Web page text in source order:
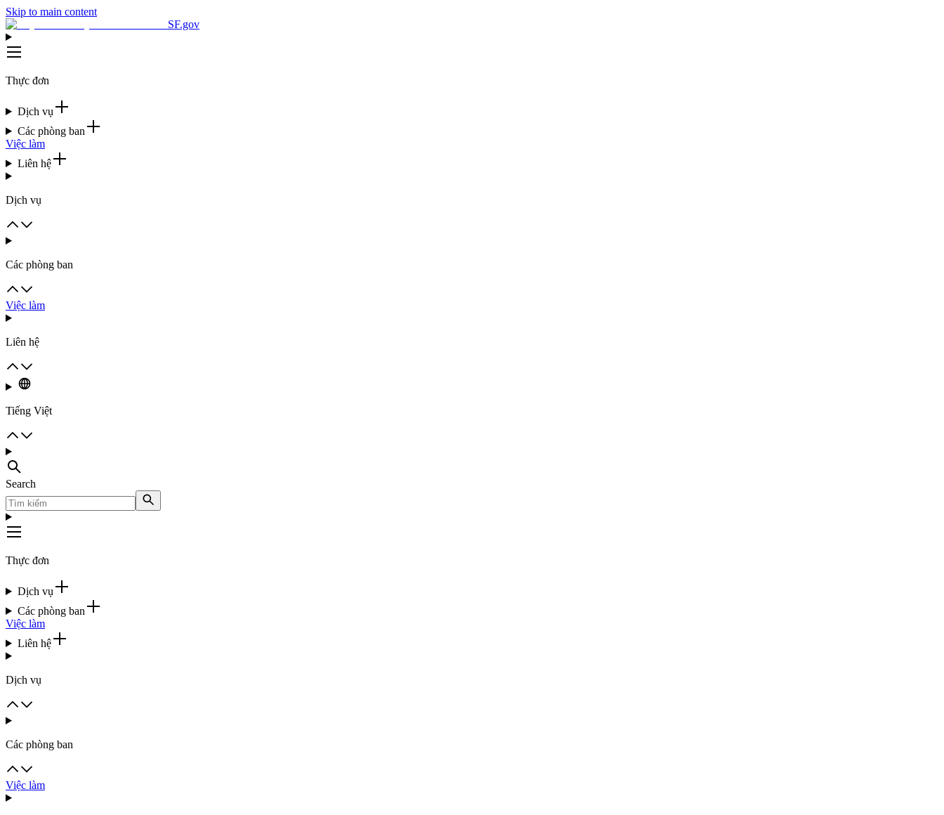
Skip to main content
SF.gov
Thực đơn
Dịch vụ
Các phòng ban
Việc làm
Liên hệ
Dịch vụ
Các phòng ban
Việc làm
Liên hệ
Tiếng Việt
Search
Thực đơn
Dịch vụ
Các phòng ban
Việc làm
Liên hệ
Dịch vụ
Các phòng ban
Việc làm